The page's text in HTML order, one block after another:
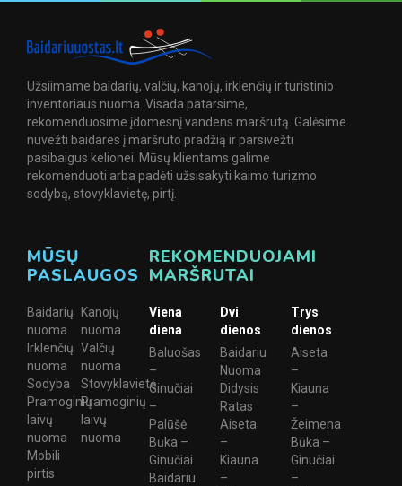
Užsiimame baidarių, valčių, kanojų, irklenčių ir turistinio
inventoriaus nuoma. Visada patarsime,
rekomenduosime įdomesnį vandens maršrutą. Galėsime
nuvežti baidares į maršruto pradžią ir parsivežti
pasibaigus kelionei. Mūsų klientams galime
rekomenduoti arba padėti užsisakyti kaimo turizmo
sodybą, stovyklavietę, pirtį.
MŪSŲ
PASLAUGOS
Baidarių
nuoma
Kanojų
nuoma
Irklenčių
nuoma
Valčių
nuoma
Sodyba
Stovyklavietė
Pramoginių
laivų
nuoma
Pramoginių
laivų
nuoma
Mobili
pirtis
REKOMENDUOJAMI
MARŠRUTAI
Viena
diena
Baluošas
–
Ginučiai
–
Palūšė
Būka –
Ginučiai
Baidariu
Dvi
dienos
Baidariu
Nuoma
Didysis
Ratas
Aiseta
–
Kiauna
–
Trys
dienos
Aiseta
–
Kiauna
–
Žeimena
Būka –
Ginučiai
–